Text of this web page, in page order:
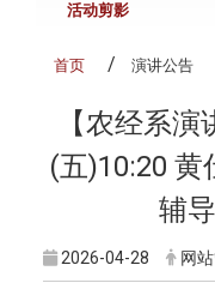
活动剪影
首页 演讲公告
【农经系
(五)10:20 黄
辅
2026-04-28 网